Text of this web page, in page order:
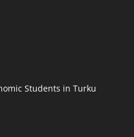
Students in Turku